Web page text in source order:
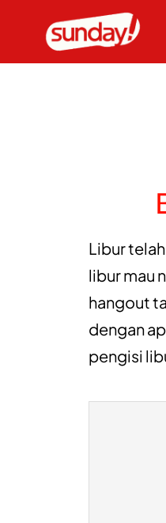
Libur
libur mau
hangout
dengan
pengisi